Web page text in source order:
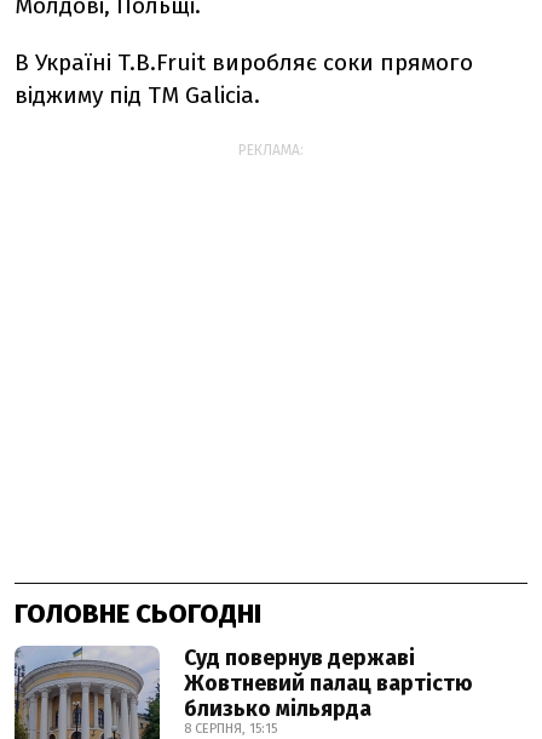
Молдові, Польщі.
В Україні T.B.Fruit виробляє соки прямого
віджиму під ТМ Galicia.
РЕКЛАМА:
ГОЛОВНЕ СЬОГОДНІ
Суд повернув державі
Жовтневий палац вартістю
близько мільярда
8 СЕРПНЯ, 15:15